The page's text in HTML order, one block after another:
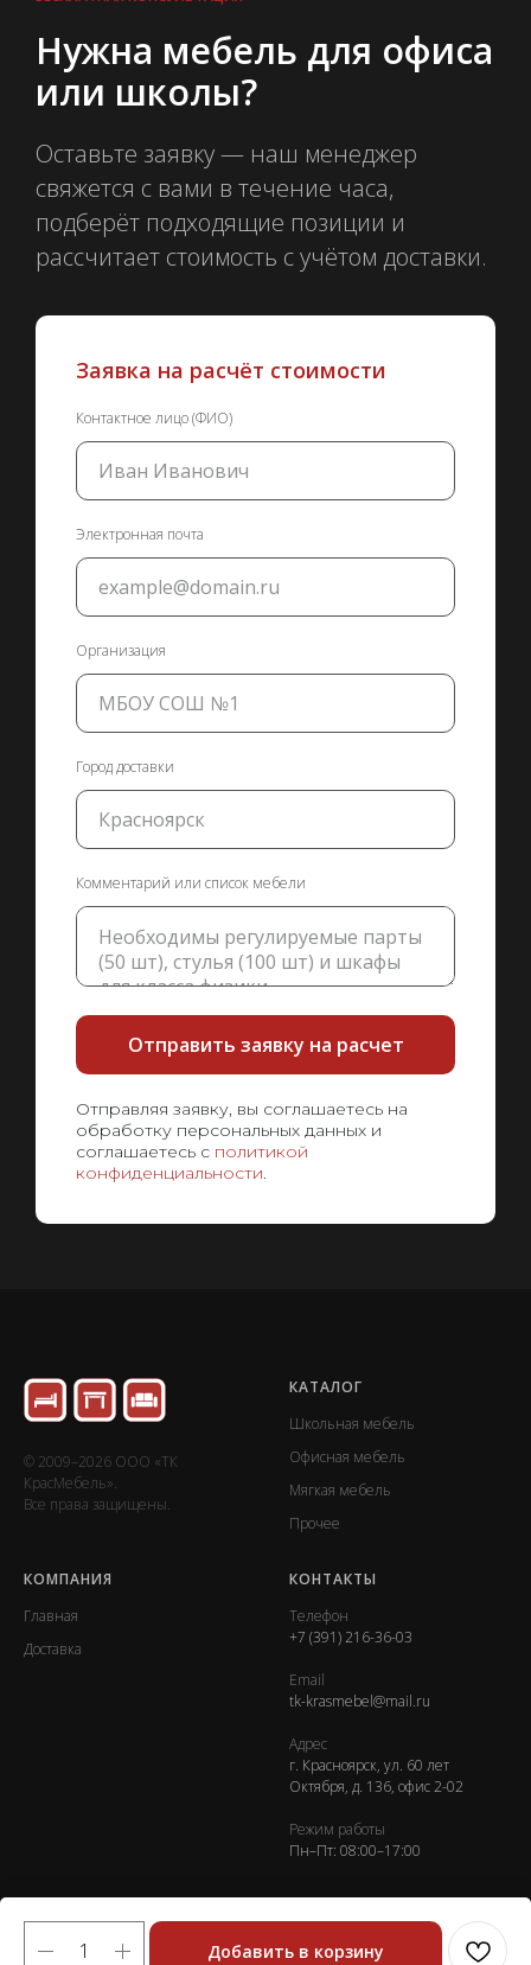
Добавить в корзину
Нужна мебель для офиса
или школы?
Оставьте заявку — наш менеджер
свяжется с вами в течение часа,
подберёт подходящие позиции и
рассчитает стоимость с учётом доставки.
Заявка на расчёт стоимости
Контактное лицо (ФИО)
Электронная почта
Организация
Город доставки
Комментарий или список мебели
Отправить заявку на расчет
Отправляя заявку, вы соглашаетесь на
обработку персональных данных и
соглашаетесь с политикой
конфиденциальности
© 2009–2026 ООО «ТК
КрасМебель».
Все права защищены.
КАТАЛОГ
Школьная мебель
Офисная мебель
Мягкая мебель
Прочее
КОМПАНИЯ
Главная
Доставка
КОНТАКТЫ
Телефон
+7 (391) 216-36-03
Email
tk-krasmebel@mail.ru
Адрес
г. Красноярск, ул. 60 лет
Октября, д. 136, офис 2-02
Режим работы
Пн–Пт: 08:00–17:00